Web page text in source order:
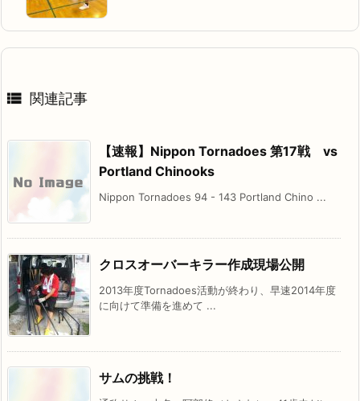
 関連記事
【速報】Nippon Tornadoes 第17戦 vs
Portland Chinooks
Nippon Tornadoes 94 - 143 Portland Chino ...
クロスオーバーキラー作成現場公開
2013年度Tornadoes活動が終わり、早速2014年度
に向けて準備を進めて ...
サムの挑戦！